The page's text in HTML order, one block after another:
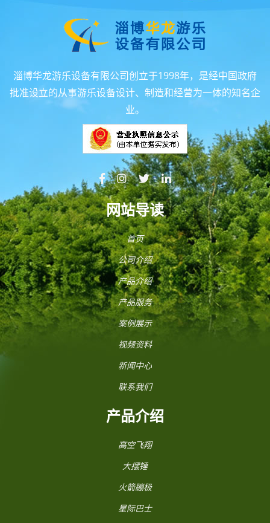
淄博华龙游乐设备有限公司创立于1998年，是经中国政府
批准设立的从事游乐设备设计、制造和经营为一体的知名企
业。
网站导读
首页
公司介绍
产品介绍
产品服务
案例展示
视频资料
新闻中心
联系我们
产品介绍
高空飞翔
大摆锤
火箭蹦极
星际巴士